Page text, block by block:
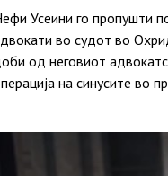
Усеини го пропушти
во судот во
од неговиот
на синусите во